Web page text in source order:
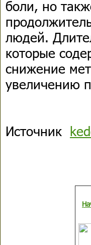
боли, но
людей.
которые
снижение
увеличению
Источник